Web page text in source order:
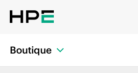
Boutique